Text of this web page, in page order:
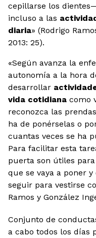
cepillarse los
incluso a las
diaria» (Rodrigo
2013: 25).
«Según avanza la
autonomía a la hora
desarrollar
vida cotidiana como
reconozca las
ha de ponérselas o
cuantas veces se ha
Para facilitar esta
puerta son útiles
que se vaya a poner
seguir para vestirse
Ramos y González
Conjunto de
a cabo todos los días